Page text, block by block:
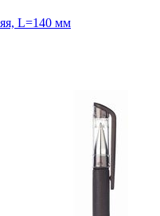
L=140 мм